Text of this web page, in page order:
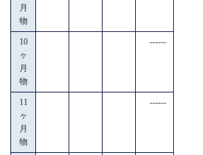
月
物
10
ヶ
月
物
------
11
ヶ
月
物
------